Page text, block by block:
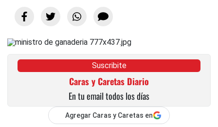
Suscribite
Caras y Caretas Diario
En tu email todos los días
Agregar Caras y Caretas en